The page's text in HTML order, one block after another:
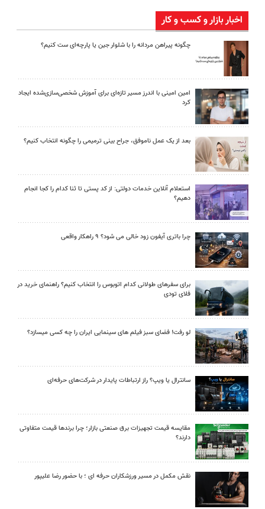
اخبار بازار و کسب و کار
چگونه پیراهن مردانه را با شلوار جین یا پارچه‌ای ست کنیم؟
امین امینی با اندرز مسیر تازه‌ای برای آموزش شخصی‌سازی‌شده ایجاد
کرد
بعد از یک عمل ناموفق، جراح بینی ترمیمی را چگونه انتخاب کنیم؟
استعلام آنلاین خدمات دولتی: از کد پستی تا ثنا کدام را کجا انجام
دهیم؟
چرا باتری آیفون زود خالی می شود؟ ۹ راهکار واقعی
برای سفرهای طولانی کدام اتوبوس را انتخاب کنیم؟ راهنمای خرید در
فلای تودی
لو رفت! فضای سبز فیلم های سینمایی ایران را چه کسی میسازد؟
سانترال یا ویپ؟ راز ارتباطات پایدار در شرکت‌های حرفه‌ای
مقایسه قیمت تجهیزات برق صنعتی بازار؛ چرا برندها قیمت متفاوتی
دارند؟
نقش مکمل در مسیر ورزشکاران حرفه ای ؛ با حضور رضا علیپور